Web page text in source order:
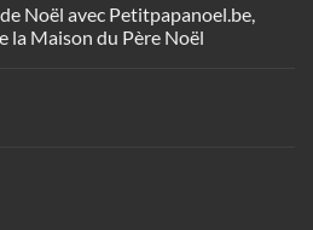
Noël avec Petitpapanoel.be,
la Maison du Père Noël